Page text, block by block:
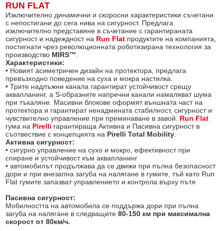
RUN FLAT
Изключително динамични и скоросни характеристики съчетани
с непостигани до сега нива на сигурност. Предлага
изключително представяне в съчетание с гарантираната
сигурност и надеждност на Run Flat продуктите на компанията,
постигнати чрез революционната роботизирана технология за
производство MIRS™.
Характеристики:
• Новият асиметричен дизайн на протектора, предлага
превъзхoдно поведение на суха и мокра настилка.
• Трите надлъжни канала гарантират устойчивост срещу
аквапланинг, а S-образните напречни канали намаляват шума
при тъкаляне. Масивни блокове оформят външната част на
протектора и гарантират ненадмината стабилност, сигурност и
чувствително управление при преминаване в завой. Run Flat
гума на Pirelli гарантираща Активна и Пасивна сигурност в
съотвествие с концепцията на Pirelli Total Mobility.
Активна сигурност:
• сигурно управление на сухо и мокро, ефективност при
спиране и устойчивост към аквапланинг
• автомобилът продължава да се движи при пълна безопасност
дори и при внезапна загуба на налягане в гумите, тъй като Run
Flat гумите запазват управлението и контрола върху пътя
Пасивна сигурност:
Мобилността на автомобила се поддържа дори при пълна
загуба на налягане в следващите80-150 км при максимална
скорост от 80км/ч.